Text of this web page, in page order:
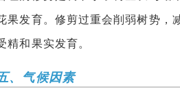
果发育。修剪过重会削弱树势，
精和果实发育。
、气候因素